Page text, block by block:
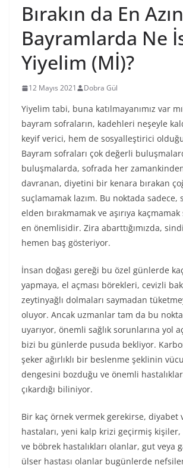
Bırakın da En
Bayramlarda Ne
Yiyelim (Mİ)?
12 Mayıs 2021 Dobra Gül
Yiyelim tabi, buna katılmayanımız var
bayram sofraların, kadehleri neşeyle
keyif verici, hem de sosyalleştirici
Bayram sofraları çok değerli
buluşmalarda, sofrada her
davranan, diyetini bir kenara bırakan
suçlamamak lazım. Bu noktada sadece,
elden bırakmamak ve aşırıya kaçmamak
en önemlisidir. Zira abarttığımızda,
hemen baş gösteriyor.
İnsan doğası gereği bu özel günlerde
yapmaya, el açması börekleri, cevizli
zeytinyağlı dolmaları saymadan
oluyor. Ancak uzmanlar tam da bu
uyarıyor, önemli sağlık sorunlarına yol
bizi bu günlerde pusuda bekliyor.
şeker ağırlıklı bir beslenme şeklinin
dengesini bozduğu ve önemli
çıkardığı biliniyor.
Bir kaç örnek vermek gerekirse, diyabet
hastaları, yeni kalp krizi geçirmiş
ve böbrek hastalıkları olanlar, gut veya
ülser hastası olanlar bugünlerde